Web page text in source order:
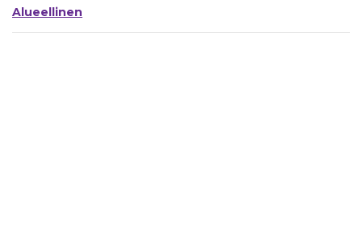
Alueellinen